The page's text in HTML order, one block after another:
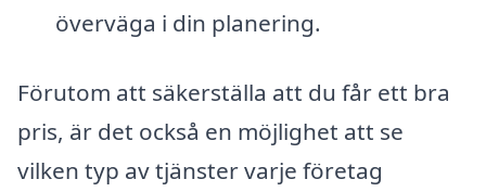
överväga i din planering.
Förutom att säkerställa att du får ett bra
pris, är det också en möjlighet att se
vilken typ av tjänster varje företag